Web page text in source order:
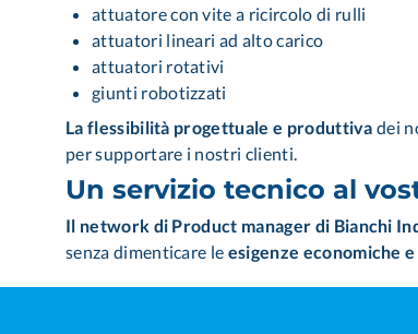
attuatore con vite a ricircolo di rulli
attuatori lineari ad alto carico
attuatori rotativi
giunti robotizzati
La flessibilità progettuale e produttiva dei
per supportare i nostri clienti.
Un servizio tecnico al
Il network di Product manager di Bianchi
senza dimenticare le esigenze economiche